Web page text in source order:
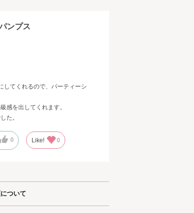
ンプス
してくれるので、パーティーシ
感を出してくれます。
た。
0 Like! 0
ついて